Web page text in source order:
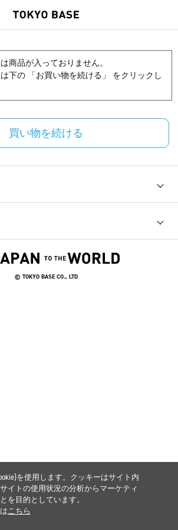
商品が入っておりません。
下の 「お買い物を続ける」 をクリックし
買い物を続ける
© TOKYO BASE CO., LTD
を使用します。クッキーはサイト内
イトの使用状況の分析からマーケティ
を目的としています。
こちら